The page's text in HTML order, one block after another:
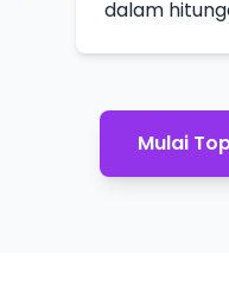
dalam
Mulai